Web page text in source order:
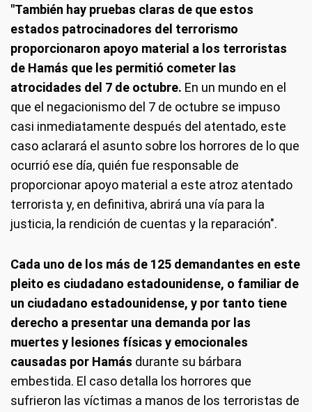
"También hay pruebas claras de que estos
estados patrocinadores del terrorismo
proporcionaron apoyo material a los terroristas
de Hamás que les permitió cometer las
atrocidades del 7 de octubre. En un mundo en el
que el negacionismo del 7 de octubre se impuso
casi inmediatamente después del atentado, este
caso aclarará el asunto sobre los horrores de lo que
ocurrió ese día, quién fue responsable de
proporcionar apoyo material a este atroz atentado
terrorista y, en definitiva, abrirá una vía para la
justicia, la rendición de cuentas y la reparación".
Cada uno de los más de 125 demandantes en este
pleito es ciudadano estadounidense, o familiar de
un ciudadano estadounidense, y por tanto tiene
derecho a presentar una demanda por las
muertes y lesiones físicas y emocionales
causadas por Hamás durante su bárbara
embestida. El caso detalla los horrores que
sufrieron las víctimas a manos de los terroristas de